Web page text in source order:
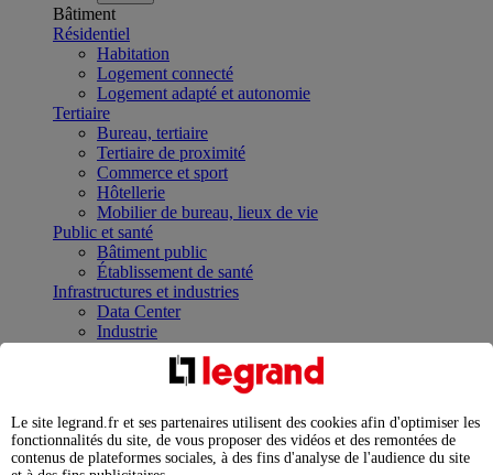
Bâtiment
Résidentiel
Habitation
Logement connecté
Logement adapté et autonomie
Tertiaire
Bureau, tertiaire
Tertiaire de proximité
Commerce et sport
Hôtellerie
Mobilier de bureau, lieux de vie
Public et santé
Bâtiment public
Établissement de santé
Infrastructures et industries
Data Center
Industrie
Infrastructures
Contrôler et planifier le fonctionnement des appareils
Répartir et optimiser son tableau électrique
Legrand Data Center Solutions : concentrer les
expertises au service de vos performances
Le site legrand.fr et ses partenaires utilisent des cookies afin d'optimiser les
fonctionnalités du site, de vous proposer des vidéos et des remontées de
contenus de plateformes sociales, à des fins d'analyse de l'audience du site